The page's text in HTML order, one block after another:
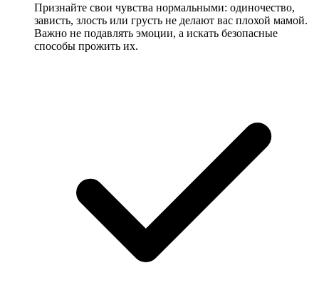
Признайте свои чувства нормальными: одиночество,
зависть, злость или грусть не делают вас плохой мамой.
Важно не подавлять эмоции, а искать безопасные
способы прожить их.